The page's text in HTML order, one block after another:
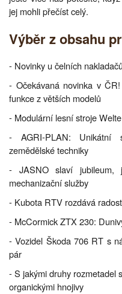
jej mohli přečíst celý.
Výběr z obsahu
- Novinky u čelních
- Očekávaná novinka v
funkce z větších modelů
- Modulární lesní stroje
- AGRI-PLAN: Unikátní
zemědělské techniky
- JASNO slaví jubileum,
mechanizační služby
- Kubota RTV rozdává
- McCormick ZTX 230:
- Vozidel Škoda 706 RT s
pár
- S jakými druhy rozmetadel
organickými hnojivy